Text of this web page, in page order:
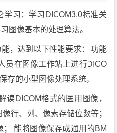
学习：学习DICOM3.0标准关
图像基本的处理算法。
，达到以下性能要求： 功能
员在图像工作站上进行DICO
存的小型图像处理系统。
读DICOM格式的医用图像，
行、列、像素存储位数等；
能将图像保存成通用的BM